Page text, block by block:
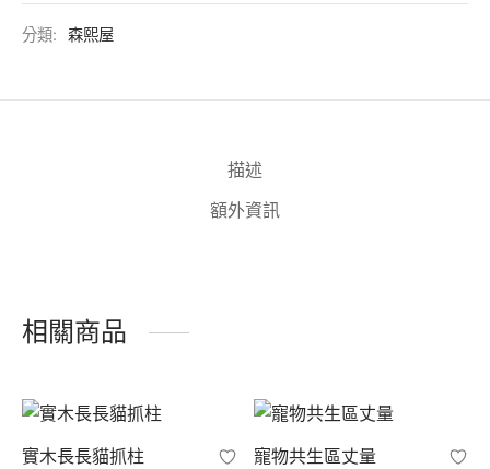
分類: 森熙屋
描述
額外資訊
相關商品
實木長長貓抓柱
寵物共生區丈量